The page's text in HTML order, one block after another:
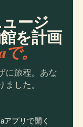
ージ
を計画
で。
に旅程。あな
した。
アプリで開く